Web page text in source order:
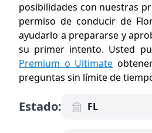
posibilidades con nuestras
permiso de conducir de
ayudarlo a prepararse y
su primer intento. Usted
Premium o Ultimate
preguntas sin límite de
Estado: FL